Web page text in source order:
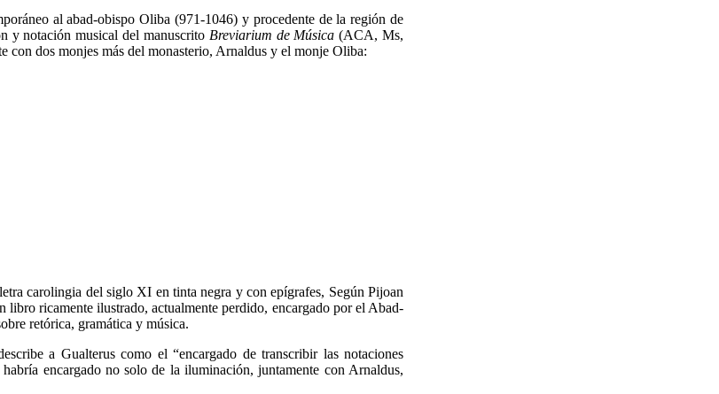
al abad-obispo Oliba (971-1046) y procedente de la región de
y notación musical del manuscrito Breviarium de Música (ACA, Ms,
con dos monjes más del monasterio, Arnaldus y el monje Oliba:
carolingia del siglo XI en tinta negra y con epígrafes, Según Pijoan
ricamente ilustrado, actualmente perdido, encargado por el Abad-
retórica, gramática y música.
a Gualterus como el “encargado de transcribir las notaciones
encargado no solo de la iluminación, juntamente con Arnaldus,